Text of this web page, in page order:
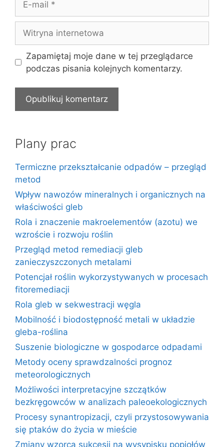
mail
internetowa
Zapamiętaj moje dane w tej przeglądarce
podczas pisania kolejnych komentarzy.
Plany prac
Termiczne przekształcanie odpadów – przegląd
metod
Wpływ nawozów mineralnych i organicznych na
właściwości gleb
Rola i znaczenie makroelementów (azotu) we
wzroście i rozwoju roślin
Przegląd metod remediacji gleb
zanieczyszczonych metalami
Potencjał roślin wykorzystywanych w procesach
fitoremediacji
Rola gleb w sekwestracji węgla
Mobilność i biodostępność metali w układzie
gleba-roślina
Suszenie biologiczne w gospodarce odpadami
Metody oceny sprawdzalności prognoz
meteorologicznych
Możliwości interpretacyjne szczątków
bezkręgowców w analizach paleoekologicznych
Procesy synantropizacji, czyli przystosowywania
się ptaków do życia w mieście
Zmiany wzorca sukcesji na wysypisku popiołów